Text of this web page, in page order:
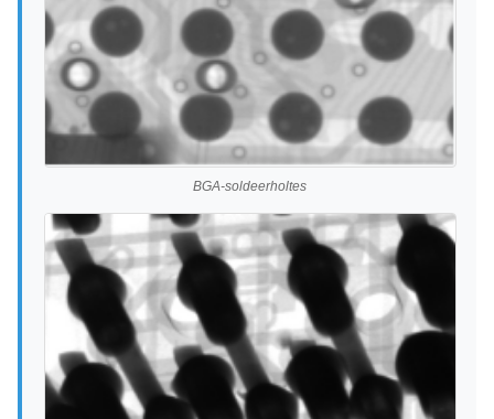
BGA-soldeerholtes